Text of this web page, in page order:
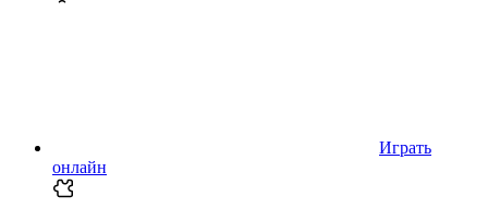
Играть
онлайн